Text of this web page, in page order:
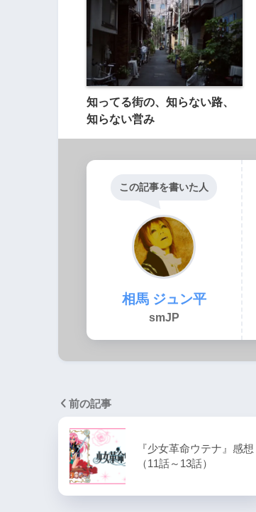
知ってる街の、知らない路、
知らない営み
この記事を書いた人
相馬 ジュン平
smJP
前の記事
『少女革命ウテナ』感想
（11話～13話）